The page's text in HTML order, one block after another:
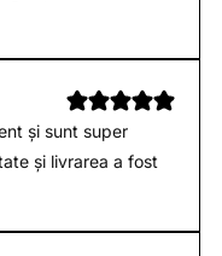
și sunt super
și livrarea a fost